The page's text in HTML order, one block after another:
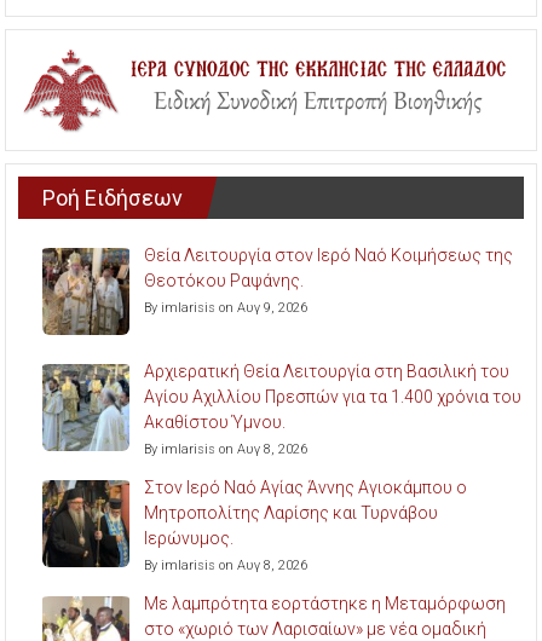
Ροή Ειδήσεων
Θεία Λειτουργία στον Ιερό Ναό Κοιμήσεως της
Θεοτόκου Ραψάνης.
By imlarisis on Αυγ 9, 2026
Αρχιερατική Θεία Λειτουργία στη Βασιλική του
Αγίου Αχιλλίου Πρεσπών για τα 1.400 χρόνια του
Ακαθίστου Ύμνου.
By imlarisis on Αυγ 8, 2026
Στον Ιερό Ναό Αγίας Άννης Αγιοκάμπου ο
Μητροπολίτης Λαρίσης και Τυρνάβου
Ιερώνυμος.
By imlarisis on Αυγ 8, 2026
Με λαμπρότητα εορτάστηκε η Μεταμόρφωση
στο «χωριό των Λαρισαίων» με νέα ομαδική